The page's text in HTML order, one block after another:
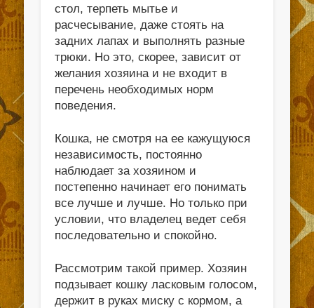
стол, терпеть мытье и
расчесывание, даже стоять на
задних лапах и выполнять разные
трюки. Но это, скорее, зависит от
желания хозяина и не входит в
перечень необходимых норм
поведения.
Кошка, не смотря на ее кажущуюся
независимость, постоянно
наблюдает за хозяином и
постепенно начинает его понимать
все лучше и лучше. Но только при
условии, что владелец ведет себя
последовательно и спокойно.
Рассмотрим такой пример. Хозяин
подзывает кошку ласковым голосом,
держит в руках миску с кормом, а